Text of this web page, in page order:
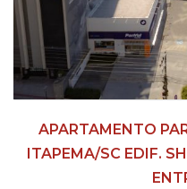
APARTAMENTO
ITAPEMA/SC EDIF.